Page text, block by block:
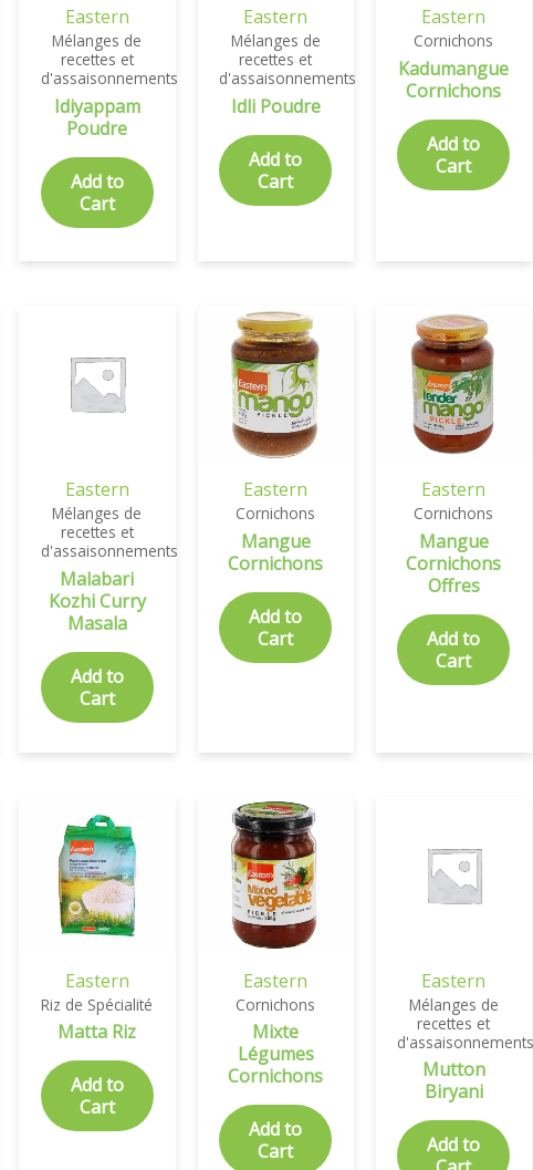
Eastern
Mélanges de
recettes et
d'assaisonnements
Idiyappam
Poudre
Add to
Cart
Eastern
Mélanges de
recettes et
d'assaisonnements
Idli Poudre
Add to
Cart
Eastern
Cornichons
Kadumangue
Cornichons
Add to
Cart
Eastern
Mélanges de
recettes et
d'assaisonnements
Malabari
Kozhi Curry
Masala
Add to
Cart
Eastern
Cornichons
Mangue
Cornichons
Add to
Cart
Eastern
Cornichons
Mangue
Cornichons
Offres
Add to
Cart
Eastern
Riz de Spécialité
Matta Riz
Add to
Cart
Eastern
Cornichons
Mixte
Légumes
Cornichons
Add to
Cart
Eastern
Mélanges de
recettes et
d'assaisonnements
Mutton
Biryani
Add to